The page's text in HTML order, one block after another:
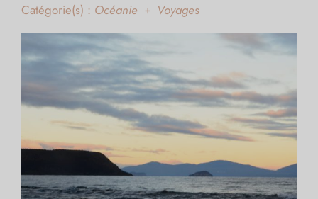
Catégorie(s) : Océanie + Voyages